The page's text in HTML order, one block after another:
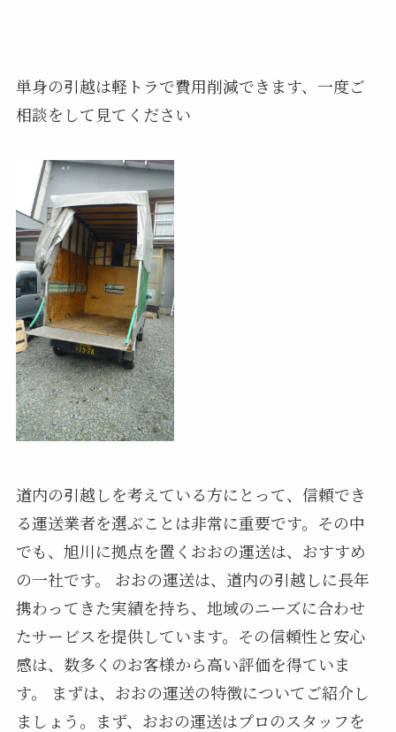
単身の引越は軽トラで費用削減できます、一度ご
相談をして見てください
道内の引越しを考えている方にとって、信頼でき
る運送業者を選ぶことは非常に重要です。その中
でも、旭川に拠点を置くおおの運送は、おすすめ
の一社です。 おおの運送は、道内の引越しに長年
携わってきた実績を持ち、地域のニーズに合わせ
たサービスを提供しています。その信頼性と安心
感は、数多くのお客様から高い評価を得ていま
す。 まずは、おおの運送の特徴についてご紹介し
ましょう。まず、おおの運送はプロのスタッフを